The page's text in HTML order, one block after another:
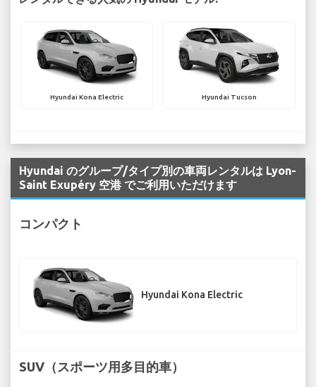
Hyundai Kona Electric Hyundai Tucson
Hyundai のグループ/タイプ別の車両レンタルは Lyon-
Saint Exupéry 空港 でご利用いただけます
コンパクト
Hyundai Kona Electric
SUV（スポーツ用多目的車）